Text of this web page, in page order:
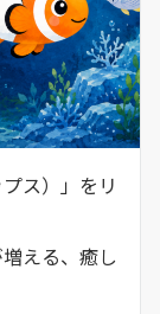
ス）」をリ
える、癒し